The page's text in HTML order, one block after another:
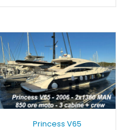
Princess V65